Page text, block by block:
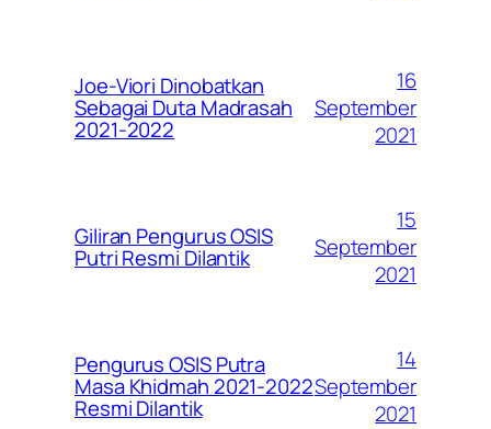
Joe-Viori Dinobatkan
Sebagai Duta Madrasah
2021-2022
16
September
2021
Giliran Pengurus OSIS
Putri Resmi Dilantik
15
September
2021
Pengurus OSIS Putra
Masa Khidmah 2021-2022
Resmi Dilantik
14
September
2021